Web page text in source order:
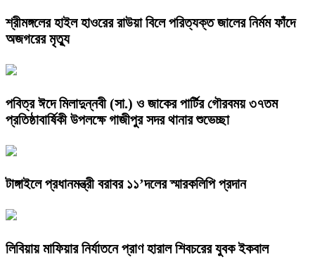
শ্রীমঙ্গলের হাইল হাওরের রাউয়া বিলে পরিত্যক্ত জালের নির্মম ফাঁদে
অজগরের মৃত্যু
পবিত্র ঈদে মিলাদুন্নবী (সা.) ও জাকের পার্টির গৌরবময় ৩৭তম
প্রতিষ্ঠাবার্ষিকী উপলক্ষে গাজীপুর সদর থানার শুভেচ্ছা
টাঙ্গাইলে প্রধানমন্ত্রী বরাবর ১১’দলের স্মারকলিপি প্রদান
লিবিয়ায় মাফিয়ার নির্যাতনে প্রাণ হারাল শিবচরের যুবক ইকবাল